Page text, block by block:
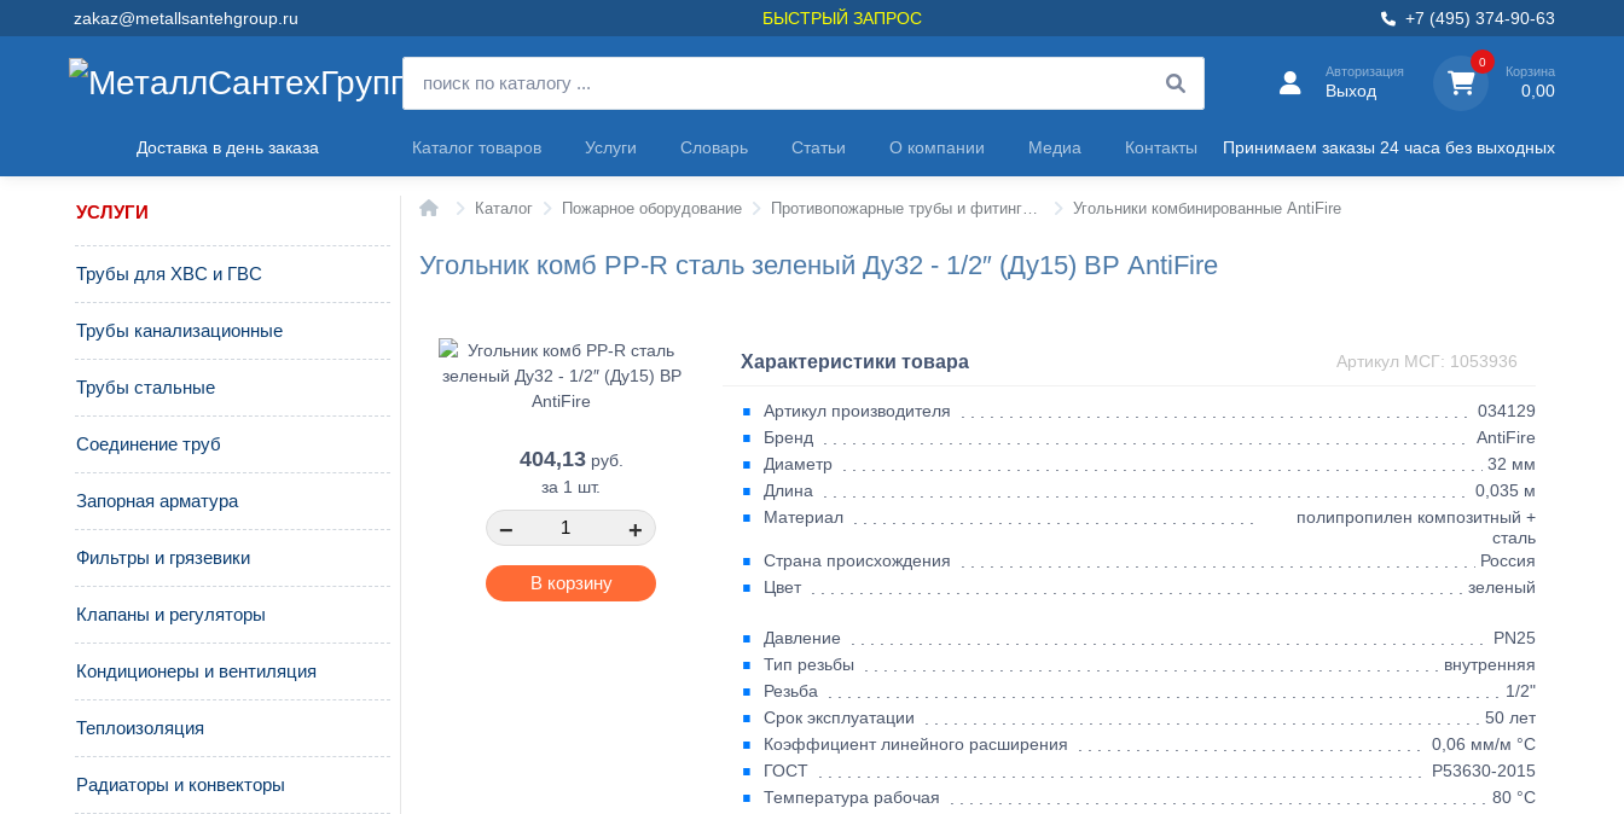
zakaz@metallsantehgroup.ru БЫСТРЫЙ ЗАПРОС +7 (495) 374-90-63
Авторизация
Выход
0
Корзина
0,00
Доставка в день заказа Каталог товаров Услуги Словарь Статьи О компании Медиа Контакты Принимаем заказы 24 часа без выходных
УСЛУГИ
Трубы для ХВС и ГВС
Трубы канализационные
Трубы стальные
Соединение труб
Запорная арматура
Фильтры и грязевики
Клапаны и регуляторы
Кондиционеры и вентиляция
Теплоизоляция
Радиаторы и конвекторы
ГлавнаяКаталог Пожарное оборудование Противопожарные трубы и фитинги ANTIFIRE Угольники комбинированные AntiFire
Угольник комб PP-R сталь зеленый Ду32 - 1/2″ (Ду15) ВР AntiFire
404,13руб.
за 1 шт.
− +
В корзину
Характеристики товара Артикул МСГ: 1053936
Артикул производителя
034129
Бренд
AntiFire
Диаметр
32 мм
Длина
0,035 м
Материал
полипропилен композитный +
сталь
Страна происхождения
Россия
Цвет
зеленый
Давление
PN25
Тип резьбы
внутренняя
Резьба
1/2"
Срок эксплуатации
50 лет
Коэффициент линейного расширения
0,06 мм/м °С
ГОСТ
Р53630-2015
Температура рабочая
80 °С